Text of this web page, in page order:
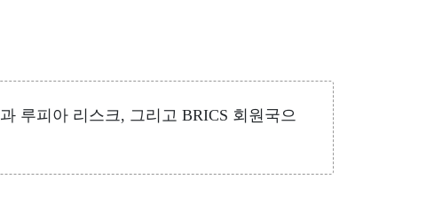
루피아 리스크, 그리고 BRICS 회원국으